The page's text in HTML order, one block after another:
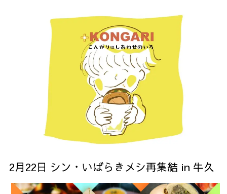
2月22日 シン・いばらきメシ再集結 in 牛久